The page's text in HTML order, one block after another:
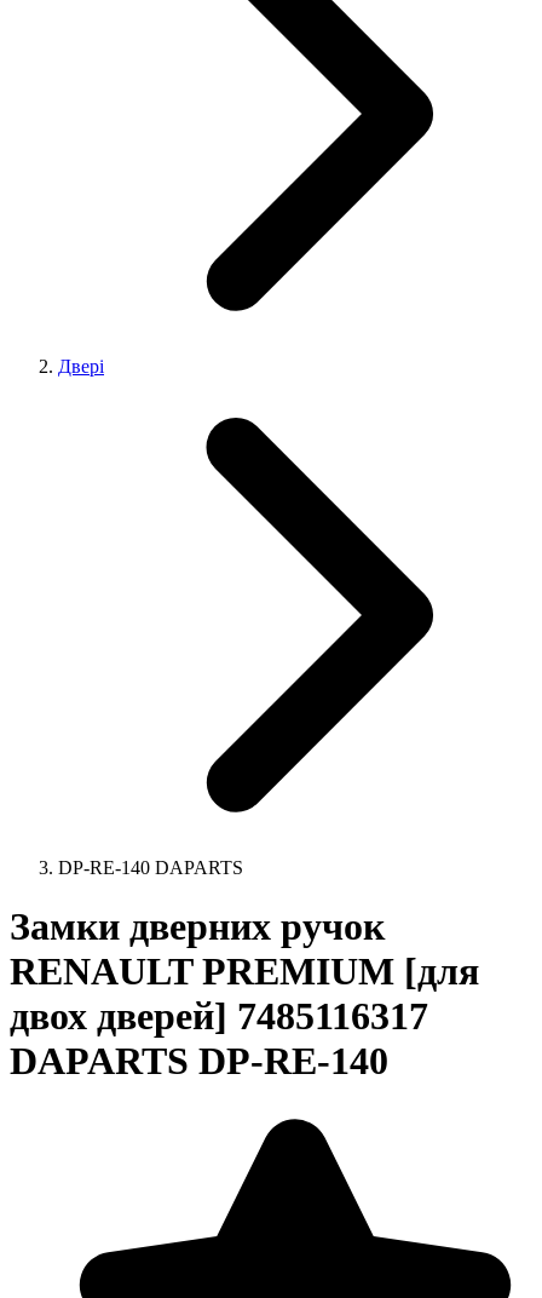
Двері
DP-RE-140 DAPARTS
Замки дверних ручок
RENAULT PREMIUM [для
двох дверей] 7485116317
DAPARTS DP-RE-140